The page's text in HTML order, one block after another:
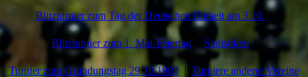
Blitzturnier zum Tag der Deutschen Einheit am 3.10.
Blitzturnier zum 1. Mai-Feiertag Statistiken
Turnier zum Gründungstag 29.10.1983 Turniere anderer Vereine